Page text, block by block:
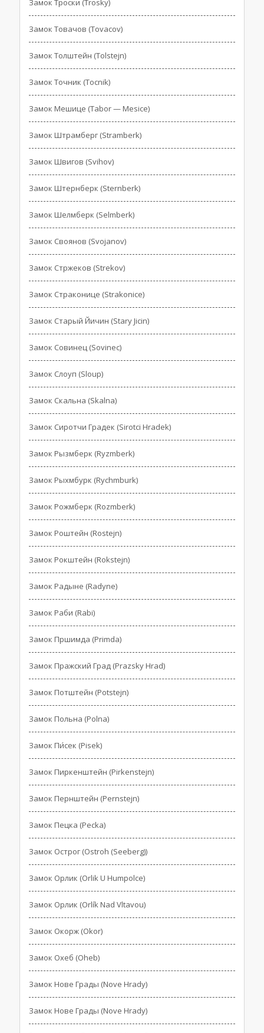
Замок Троски (Trosky)
Замок Товачов (Tovacov)
Замок Толштейн (Tolstejn)
Замок Точник (Tocnik)
Замок Мешице (Tabor — Mesice)
Замок Штрамберг (Stramberk)
Замок Швигов (Svihov)
Замок Штернберк (Sternberk)
Замок Шелмберк (Selmberk)
Замок Своянов (Svojanov)
Замок Стржеков (Strekov)
Замок Страконице (Strakonice)
Замок Старый Йичин (Stary Jicin)
Замок Совинец (Sovinec)
Замок Слоуп (Sloup)
Замок Скальна (Skalna)
Замок Сиротчи Градек (Sirotci Hradek)
Замок Рызмберк (Ryzmberk)
Замок Рыхмбурк (Rychmburk)
Замок Рожмберк (Rozmberk)
Замок Роштейн (Rostejn)
Замок Рокштейн (Rokstejn)
Замок Радыне (Radyne)
Замок Раби (Rabi)
Замок Пршимда (Primda)
Замок Пражский Град (Prazsky Hrad)
Замок Потштейн (Potstejn)
Замок Польна (Polna)
Замок Пи́сек (Pisek)
Замок Пиркенштейн (Pirkenstejn)
Замок Пернштейн (Pernstejn)
Замок Пецка (Pecka)
Замок Острог (Ostroh (Seeberg))
Замок Орлик (Orlik U Humpolce)
Замок Орлик (Orlík Nad Vltavou)
Замок Окорж (Okor)
Замок Охеб (Oheb)
Замок Нове Грады (Nove Hrady)
Замок Нове Грады (Nove Hrady)